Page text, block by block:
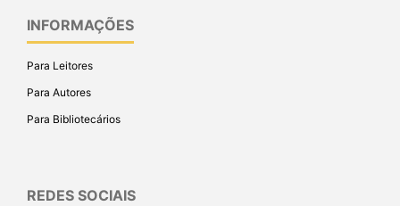
INFORMAÇÕES
Para Leitores
Para Autores
Para Bibliotecários
REDES SOCIAIS